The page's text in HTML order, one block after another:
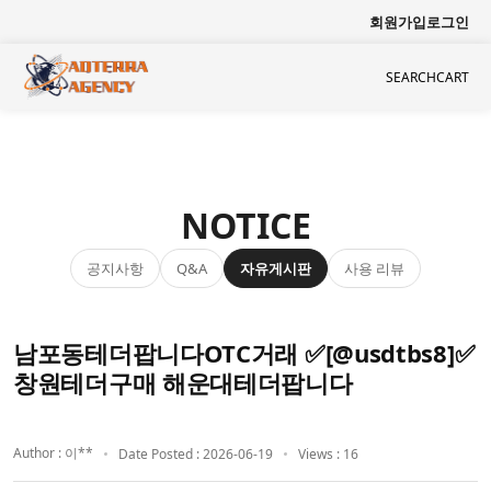
회원가입로그인
SEARCHCART
NOTICE
공지사항 Q&A 자유게시판 사용 리뷰
남포동테더팝니다OTC거래 ✅[@usdtbs8]✅
창원테더구매 해운대테더팝니다
Author : 이** Date Posted : 2026-06-19 Views : 16